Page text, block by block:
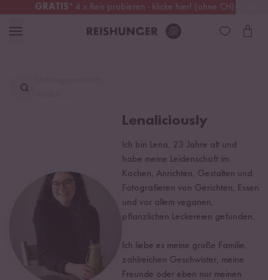
GRATIS* 4 x Reis probieren - klicke hier! (ohne CH)
Schweiz Alle Zölle & Steuern inklusive
Lenaliciously
Ich bin Lena, 23 Jahre alt und
habe meine Leidenschaft im
Kochen, Anrichten, Gestalten und
Fotografieren von Gerichten, Essen
und vor allem veganen,
pflanzlichen Leckereien gefunden.
Ich liebe es meine große Familie,
zahlreichen Geschwister, meine
Freunde oder eben nur meinen